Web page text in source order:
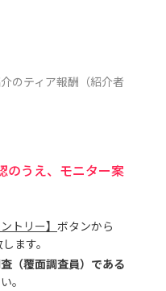
のティア報酬（紹介者
のうえ、モニター案
ントリー】 ボタンから
ます。
（覆面調査員）である
。